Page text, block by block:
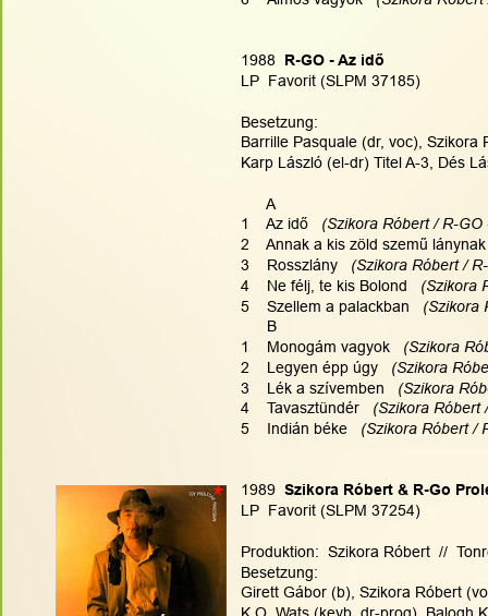
1988
  R-GO - Az idő
LP  Favorit (SLPM 37185)
Besetzung:
Barrille Pasquale (dr, voc),
Karp László (el-dr) Titel A-3, Dés
      A
1    Az idő
(Szikora Róbert / R-
2    Annak a kis zöld szemű
3    Rosszlány
(Szikora Róbert /
4    Ne félj, te kis Bolond
(Szikora
5    Szellem a palackban
(Szikora
      B
1    Monogám vagyok
(Szikora
2    Legyen épp úgy
(Szikora
3    Lék a szívemben
(Szikora
4    Tavasztündér
(Szikora Róbert
5    Indián béke
(Szikora Róbert /
1989
Szikora Róbert & R-Go
LP  Favorit (SLPM 37254)
Produktion:  Szikora Róbert  //
Besetzung:
Girett Gábor (b), Szikora Róbert